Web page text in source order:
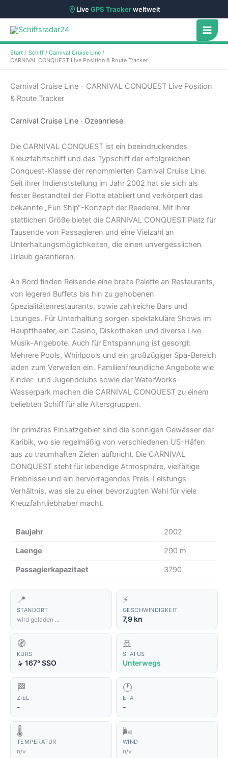
LiveGPS Trackerweltweit
Zum
Inhalt
springen
Start Schiff
Carnival Cruise Line
CARNIVAL CONQUEST Live Position & Route Tracker
Carnival Cruise Line - CARNIVAL CONQUEST Live Position
& Route Tracker
Carnival Cruise Line · Ozeanriese
Die CARNIVAL CONQUEST ist ein beeindruckendes
Kreuzfahrtschiff und das Typschiff der erfolgreichen
Conquest-Klasse der renommierten Carnival Cruise Line.
Seit ihrer Indienststellung im Jahr 2002 hat sie sich als
fester Bestandteil der Flotte etabliert und verkörpert das
bekannte „Fun Ship“-Konzept der Reederei. Mit ihrer
stattlichen Größe bietet die CARNIVAL CONQUEST Platz für
Tausende von Passagieren und eine Vielzahl an
Unterhaltungsmöglichkeiten, die einen unvergesslichen
Urlaub garantieren.
An Bord finden Reisende eine breite Palette an Restaurants,
von legeren Buffets bis hin zu gehobenen
Spezialitätenrestaurants, sowie zahlreiche Bars und
Lounges. Für Unterhaltung sorgen spektakuläre Shows im
Haupttheater, ein Casino, Diskotheken und diverse Live-
Musik-Angebote. Auch für Entspannung ist gesorgt:
Mehrere Pools, Whirlpools und ein großzügiger Spa-Bereich
laden zum Verweilen ein. Familienfreundliche Angebote wie
Kinder- und Jugendclubs sowie der WaterWorks-
Wasserpark machen die CARNIVAL CONQUEST zu einem
beliebten Schiff für alle Altersgruppen.
Ihr primäres Einsatzgebiet sind die sonnigen Gewässer der
Karibik, wo sie regelmäßig von verschiedenen US-Häfen
aus zu traumhaften Zielen aufbricht. Die CARNIVAL
CONQUEST steht für lebendige Atmosphäre, vielfältige
Erlebnisse und ein hervorragendes Preis-Leistungs-
Verhältnis, was sie zu einer bevorzugten Wahl für viele
Kreuzfahrtliebhaber macht.
Baujahr 2002
Laenge 290 m
Passagierkapazitaet 3790
📍
STANDORT
wird geladen ...
⚡
GESCHWINDIGKEIT
7,9 kn
🧭
KURS
↑ 167° SSO
🚢
STATUS
Unterwegs
🏁
ZIEL
-
🕐
ETA
-
🌡️
TEMPERATUR
n/v
🌬️
WIND
n/v